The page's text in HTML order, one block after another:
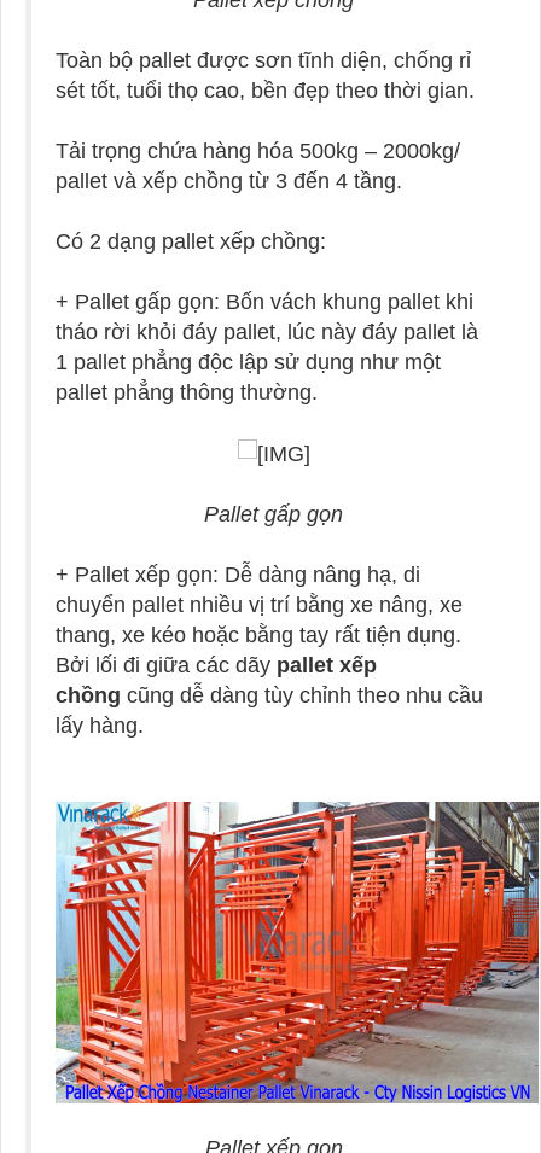
Toàn bộ pallet được sơn tĩnh diện, chống rỉ
sét tốt, tuổi thọ cao, bền đẹp theo thời gian.
Tải trọng chứa hàng hóa 500kg – 2000kg/
pallet và xếp chồng từ 3 đến 4 tầng.
Có 2 dạng pallet xếp chồng:
+ Pallet gấp gọn: Bốn vách khung pallet khi
tháo rời khỏi đáy pallet, lúc này đáy pallet là
1 pallet phẳng độc lập sử dụng như một
pallet phẳng thông thường.
Pallet gấp gọn
+ Pallet xếp gọn: Dễ dàng nâng hạ, di
chuyển pallet nhiều vị trí bằng xe nâng, xe
thang, xe kéo hoặc bằng tay rất tiện dụng.
Bởi lối đi giữa các dãy pallet xếp
chồng cũng dễ dàng tùy chỉnh theo nhu cầu
lấy hàng.